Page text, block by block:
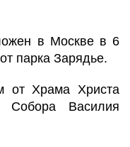
в Москве в 6
парка Зарядье.
от Храма Христа
Василия